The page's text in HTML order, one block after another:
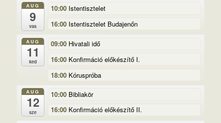
AUG
9
vas
10:00 Istentisztelet
16:00 Istentisztelet Budajenőn
AUG
11
ked
09:00 Hivatali idő
16:00 Konfirmáció előkészítő I.
18:00 Kóruspróba
AUG
12
sze
10:00 Bibliakör
16:00 Konfirmáció előkészítő II.